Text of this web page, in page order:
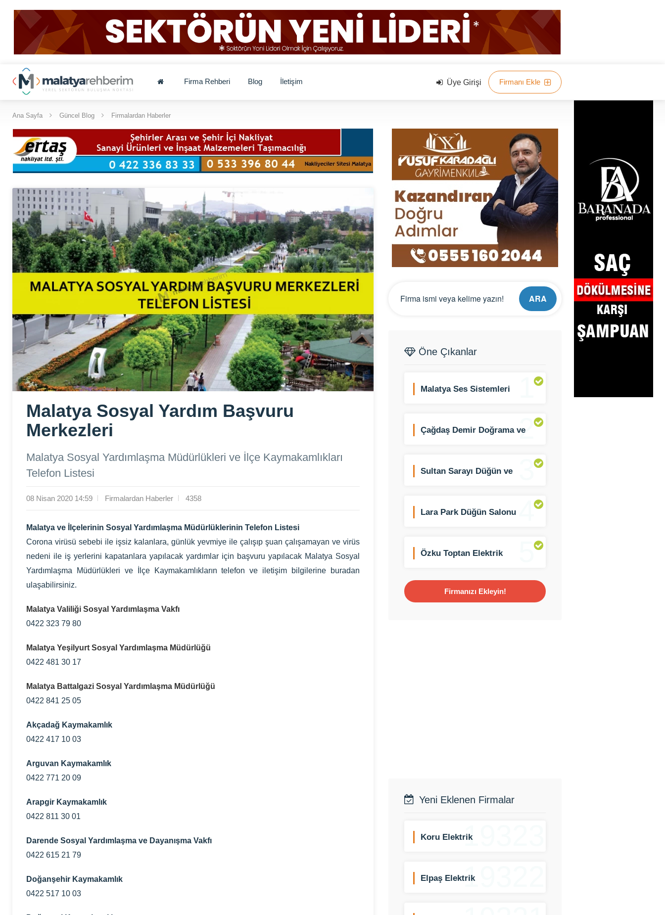
Firma Rehberi Blog İletişim Üye Girişi Firmanı Ekle
Ana Sayfa Güncel Blog Firmalardan Haberler
Malatya Sosyal Yardım Başvuru
Merkezleri
Malatya Sosyal Yardımlaşma Müdürlükleri ve İlçe Kaymakamlıkları
Telefon Listesi
08 Nisan 2020 14:59 Firmalardan Haberler 4358
Malatya ve İlçelerinin Sosyal Yardımlaşma Müdürlüklerinin Telefon Listesi
Corona virüsü sebebi ile işsiz kalanlara, günlük yevmiye ile çalışıp şuan çalışamayan ve virüs
nedeni ile iş yerlerini kapatanlara yapılacak yardımlar için başvuru yapılacak Malatya Sosyal
Yardımlaşma Müdürlükleri ve İlçe Kaymakamlıkların telefon ve iletişim bilgilerine buradan
ulaşabilirsiniz.
Malatya Valiliği Sosyal Yardımlaşma Vakfı
0422 323 79 80
Malatya Yeşilyurt Sosyal Yardımlaşma Müdürlüğü
0422 481 30 17
Malatya Battalgazi Sosyal Yardımlaşma Müdürlüğü
0422 841 25 05
Akçadağ Kaymakamlık
0422 417 10 03
Arguvan Kaymakamlık
0422 771 20 09
Arapgir Kaymakamlık
0422 811 30 01
Darende Sosyal Yardımlaşma ve Dayanışma Vakfı
0422 615 21 79
Doğanşehir Kaymakamlık
0422 517 10 03
ARA
Öne Çıkanlar
1
Malatya Ses Sistemleri
2
Çağdaş Demir Doğrama ve
3
Sultan Sarayı Düğün ve
4
Lara Park Düğün Salonu
5
Özku Toptan Elektrik
Firmanızı Ekleyin!
Yeni Eklenen Firmalar
19323
Koru Elektrik
19322
Elpaş Elektrik